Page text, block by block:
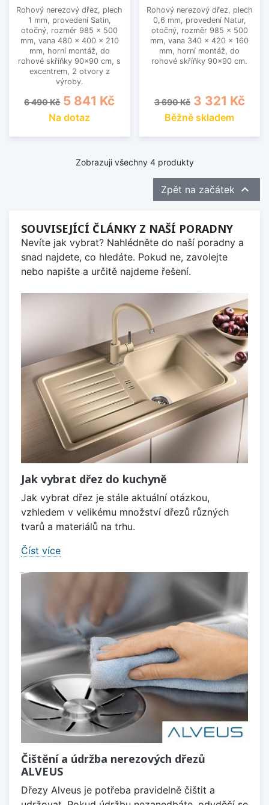
Rohový nerezový dřez, plech
1 mm, provedení Satin,
otočný, rozměr 985 x 500
mm, vana 480 x 400 x 210
mm, horní montáž, do
rohové skříňky 90x90 cm, s
excentrem, 2 otvory z
výroby.
Běžná cena
6 490 Kč Cena
5 841 Kč
Na dotaz
Rohový nerezový dřez, plech
0,6 mm, provedení Natur,
otočný, rozměr 985 x 500
mm, vana 340 x 420 x 160
mm, horní montáž, do
rohové skříňky 90x90 cm.
Běžná cena
3 690 Kč Cena
3 321 Kč
Běžně skladem
Zobrazuji všechny 4 produkty
Zpět na začátek 
SOUVISEJÍCÍ ČLÁNKY Z NAŠÍ PORADNY
Nevíte jak vybrat? Nahlédněte do naší poradny a
snad najdete, co hledáte. Pokud ne, zavolejte
nebo napište a určitě najdeme řešení.
Jak vybrat dřez do kuchyně
Jak vybrat dřez je stále aktuální otázkou,
vzhledem v velikému množství dřezů různých
tvarů a materiálů na trhu.
Číst více
Čištění a údržba nerezových dřezů
ALVEUS
Dřezy Alveus je potřeba pravidelně čištit a